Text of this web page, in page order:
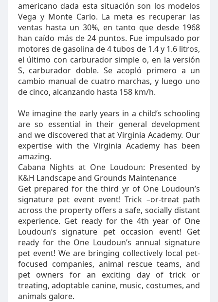
americano dada esta situación son los modelos
Vega y Monte Carlo. La meta es recuperar las
ventas hasta un 30%, en tanto que desde 1968
han caído más de 24 puntos. Fue impulsado por
motores de gasolina de 4 tubos de 1.4 y 1.6 litros,
el último con carburador simple o, en la versión
S, carburador doble. Se acopló primero a un
cambio manual de cuatro marchas, y luego uno
de cinco, alcanzando hasta 158 km/h.
We imagine the early years in a child’s schooling
are so essential in their general development
and we discovered that at Virginia Academy. Our
expertise with the Virginia Academy has been
amazing.
Cabana Nights at One Loudoun: Presented by
K&H Landscape and Grounds Maintenance
Get prepared for the third yr of One Loudoun’s
signature pet event event! Trick –or-treat path
across the property offers a safe, socially distant
experience. Get ready for the 4th year of One
Loudoun’s signature pet occasion event! Get
ready for the One Loudoun’s annual signature
pet event! We are bringing collectively local pet-
focused companies, animal rescue teams, and
pet owners for an exciting day of trick or
treating, adoptable canine, music, costumes, and
animals galore.